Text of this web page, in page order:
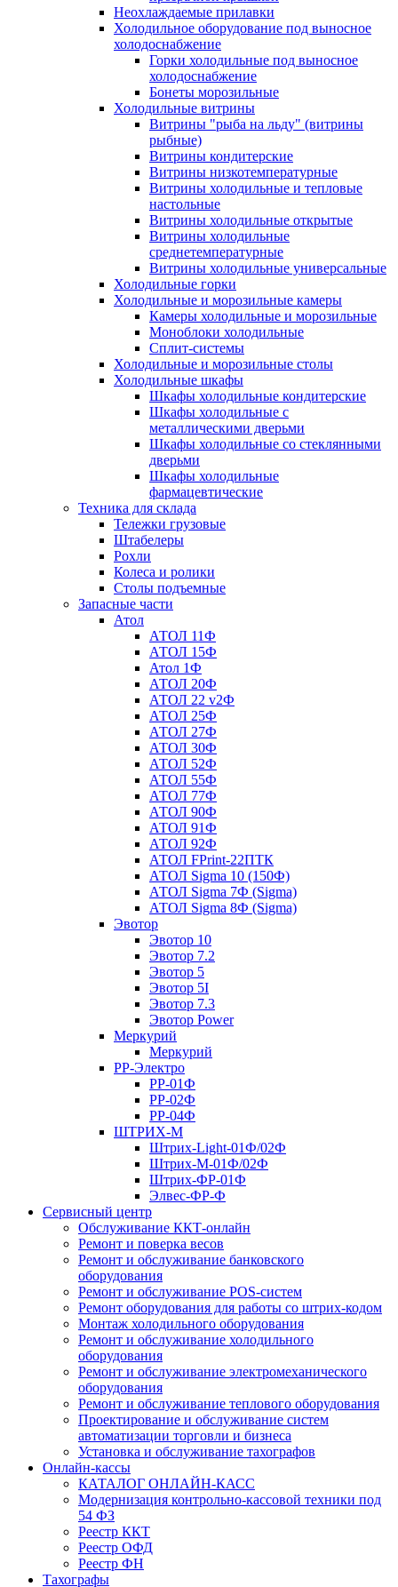
Неохлаждаемые прилавки
Холодильное оборудование под выносное
холодоснабжение
Горки холодильные под выносное
холодоснабжение
Бонеты морозильные
Холодильные витрины
Витрины "рыба на льду" (витрины
рыбные)
Витрины кондитерские
Витрины низкотемпературные
Витрины холодильные и тепловые
настольные
Витрины холодильные открытые
Витрины холодильные
среднетемпературные
Витрины холодильные универсальные
Холодильные горки
Холодильные и морозильные камеры
Камеры холодильные и морозильные
Моноблоки холодильные
Сплит-системы
Холодильные и морозильные столы
Холодильные шкафы
Шкафы холодильные кондитерские
Шкафы холодильные с
металлическими дверьми
Шкафы холодильные со стеклянными
дверьми
Шкафы холодильные
фармацевтические
Техника для склада
Тележки грузовые
Штабелеры
Рохли
Колеса и ролики
Столы подъемные
Запасные части
Атол
АТОЛ 11Ф
АТОЛ 15Ф
Атол 1Ф
АТОЛ 20Ф
АТОЛ 22 v2Ф
АТОЛ 25Ф
АТОЛ 27Ф
АТОЛ 30Ф
АТОЛ 52Ф
АТОЛ 55Ф
АТОЛ 77Ф
АТОЛ 90Ф
АТОЛ 91Ф
АТОЛ 92Ф
АТОЛ FPrint-22ПТК
АТОЛ Sigma 10 (150Ф)
АТОЛ Sigma 7Ф (Sigma)
АТОЛ Sigma 8Ф (Sigma)
Эвотор
Эвотор 10
Эвотор 7.2
Эвотор 5
Эвотор 5I
Эвотор 7.3
Эвотор Power
Меркурий
Меркурий
РР-Электро
РР-01Ф
РР-02Ф
РР-04Ф
ШТРИХ-М
Штрих-Light-01Ф/02Ф
Штрих-М-01Ф/02Ф
Штрих-ФР-01Ф
Элвес-ФР-Ф
Сервисный центр
Обслуживание ККТ-онлайн
Ремонт и поверка весов
Ремонт и обслуживание банковского
оборудования
Ремонт и обслуживание POS-систем
Ремонт оборудования для работы со штрих-кодом
Монтаж холодильного оборудования
Ремонт и обслуживание холодильного
оборудования
Ремонт и обслуживание электромеханического
оборудования
Ремонт и обслуживание теплового оборудования
Проектирование и обслуживание систем
автоматизации торговли и бизнеса
Установка и обслуживание тахографов
Онлайн-кассы
КАТАЛОГ ОНЛАЙН-КАСС
Модернизация контрольно-кассовой техники под
54 ФЗ
Реестр ККТ
Реестр ОФД
Реестр ФН
Тахографы